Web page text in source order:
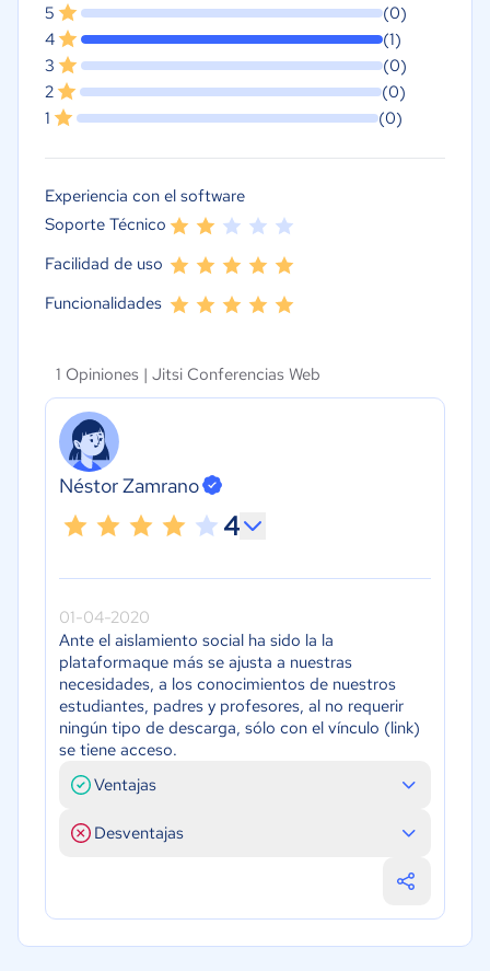
5
(0)
4
(1)
3
(0)
2
(0)
1
(0)
Experiencia con el software
Soporte Técnico
Facilidad de uso
Funcionalidades
1 Opiniones | Jitsi Conferencias Web
Néstor Zamrano
4
01-04-2020
Ante el aislamiento social ha sido la la
plataformaque más se ajusta a nuestras
necesidades, a los conocimientos de nuestros
estudiantes, padres y profesores, al no requerir
ningún tipo de descarga, sólo con el vínculo (link)
se tiene acceso.
Ventajas
Desventajas